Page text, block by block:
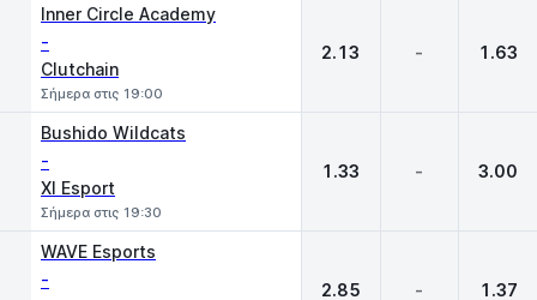
Inner Circle Academy
-
Clutchain
Σήμερα στις 19:00
2.13 - 1.63
Bushido Wildcats
-
XI Esport
Σήμερα στις 19:30
1.33 - 3.00
WAVE Esports
- 2.85 - 1.37